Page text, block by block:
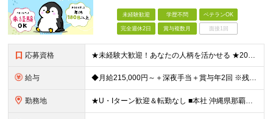
未経験歓迎 学歴不問 ベテランOK
完全週休2日 賞与複数月 面接1回
応募資格 ★未経験大歓迎！あなたの人柄を活かせる ★20代～50代活躍中 ■学歴不問 ＼こんな方にピッタリ！／ □周囲から相談されることが多く、相手の立場に立って寄り添うことが得意な方 □相手にわかりやすく伝
給与 ◆月給215,000円～＋深夜手当＋賞与年2回 ※残業代は全額別途支給します ※給与にはシフト手当（月2万円）を含みます ※給与については経験・能力・前職給与等を十分に考慮し、面談の上決定いたします
勤務地 ★U・Iターン歓迎＆転勤なし ■本社 沖縄県那覇市上之屋1-18-36 沖縄映像センタービル3階 └マイカー・自転車通勤OK！ ■福岡オフィス 福岡県福岡市中央区渡辺通二丁目4番8号 福岡小学館ビ